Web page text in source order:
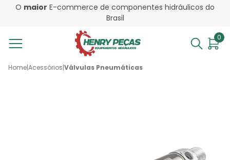
O maior E-commerce de componentes hidráulicos do
Brasil
0
Home|Acessórios|Válvulas Pneumáticas